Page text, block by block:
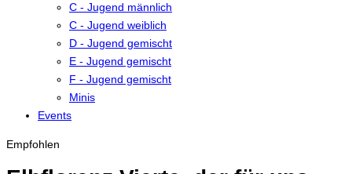
C - Jugend männlich
C - Jugend weiblich
D - Jugend gemischt
E - Jugend gemischt
F - Jugend gemischt
Minis
Events
Empfohlen